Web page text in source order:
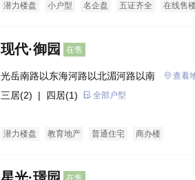
潜力楼盘 小户型 名企盘 五证齐全 在线售
现代·御园 在售
查看
三居(2) | 四居(1) 全部户型
潜力楼盘 教育地产 普通住宅 商办楼
在售